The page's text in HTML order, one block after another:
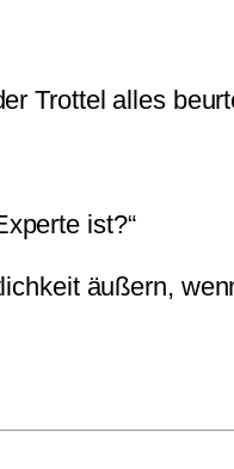
Trottel alles
ist?“
äußern,